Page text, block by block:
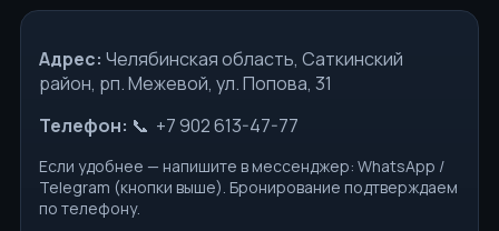
Адрес: Челябинская область, Саткинский
район, рп. Межевой, ул. Попова, 31
Телефон:
+7 902 613-47-77
Если удобнее — напишите в мессенджер: WhatsApp /
Telegram (кнопки выше). Бронирование подтверждаем
по телефону.